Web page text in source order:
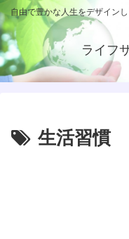
自由で豊かな人生をデザイン
ライフ
生活習慣